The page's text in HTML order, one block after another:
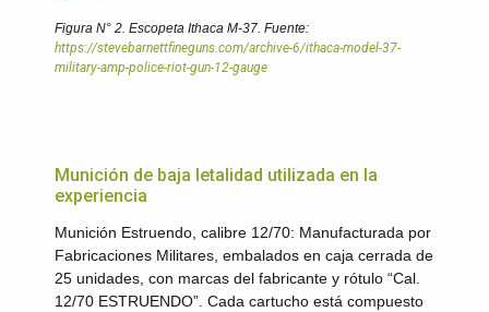
Figura N° 2. Escopeta Ithaca M-37. Fuente:
https://stevebarnettfineguns.com/archive-6/ithaca-model-37-
military-amp-police-riot-gun-12-gauge
Munición de baja letalidad utilizada en la
experiencia
Munición Estruendo, calibre 12/70: Manufacturada por
Fabricaciones Militares, embalados en caja cerrada de
25 unidades, con marcas del fabricante y rótulo “Cal.
12/70 ESTRUENDO”. Cada cartucho está compuesto